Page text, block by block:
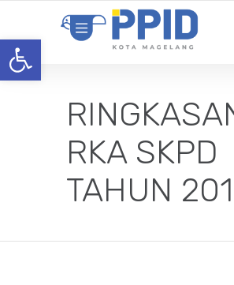
Open toolbar
RKA SKPD
TAHUN